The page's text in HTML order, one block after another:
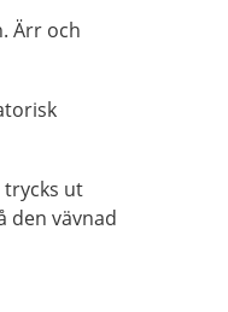
Ärr och
trycks ut
den vävnad